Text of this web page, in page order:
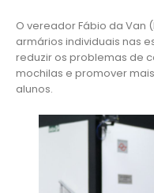
O vereador Fábio da Van
armários individuais nas
reduzir os problemas de
mochilas e promover
alunos.